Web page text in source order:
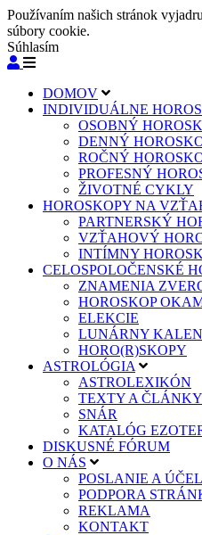
Používaním našich stránok
súbory cookie.
Súhlasím
DOMOV
INDIVIDUÁLNE
OSOBNÝ
DENNÝ
ROČNÝ
PROFESNÝ
ŽIVOTNÉ CYKLY
HOROSKOPY NA
PARTNERSKÝ
VZŤAHOVÝ
INTÍMNY
CELOSPOLOČENSKÉ
ZNAMENIA
HOROSKOP
ELEKCIE
LUNÁRNY
HORO(R)SKOPY
ASTROLÓGIA
ASTROLEXIKÓN
TEXTY A ČLÁNKY
SNÁR
KATALÓG
DISKUSNÉ FÓRUM
O NÁS
POSLANIE A
PODPORA
REKLAMA
KONTAKT